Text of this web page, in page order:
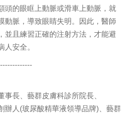
頭的眼眶上動脈或滑車上動脈，就
動脈，導致眼睛失明。因此，醫師
並且練習正確的注射方法，才能避
安全。
長、藝群皮膚科診所院長、
辦人(玻尿酸精華液領導品牌)、藝群